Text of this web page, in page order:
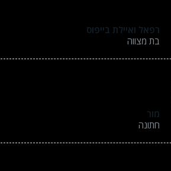
רפאל ואיילת בייפוס
בת מצווה
מור
חתונה